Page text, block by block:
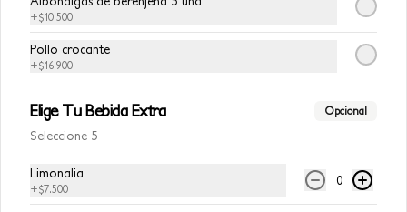
Conócenos
Términos y Condiciones Avocalia
Contacto
+$10.500
Pollo crocante
+$16.900
Elige Tu Bebida Extra Opcional
Seleccione 5
Limonalia
+$7.500
0